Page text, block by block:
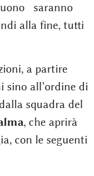
saranno
alla fine, tutti
a partire
sino all’ordine di
squadra del
, che aprirà
con le seguenti